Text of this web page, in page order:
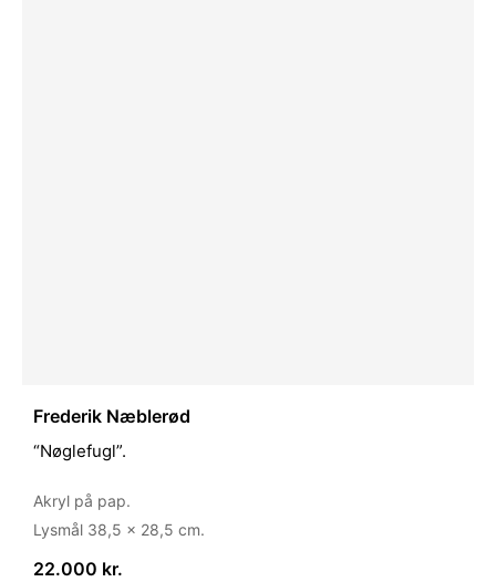
Frederik Næblerød
“Nøglefugl”.
Akryl på pap.
Lysmål 38,5 x 28,5 cm.
22.000 kr.